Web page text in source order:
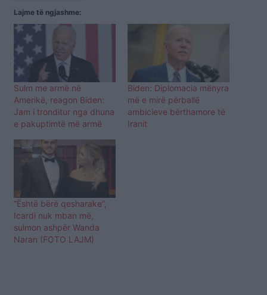
Lajme të ngjashme:
Sulm me armë në
Amerikë, reagon Biden:
Jam i tronditur nga dhuna
e pakuptimtë më armë
Biden: Diplomacia mënyra
më e mirë përballë
ambicieve bërthamore të
Iranit
“Është bërë qesharake”,
Icardi nuk mban më,
sulmon ashpër Wanda
Naran (FOTO LAJM)